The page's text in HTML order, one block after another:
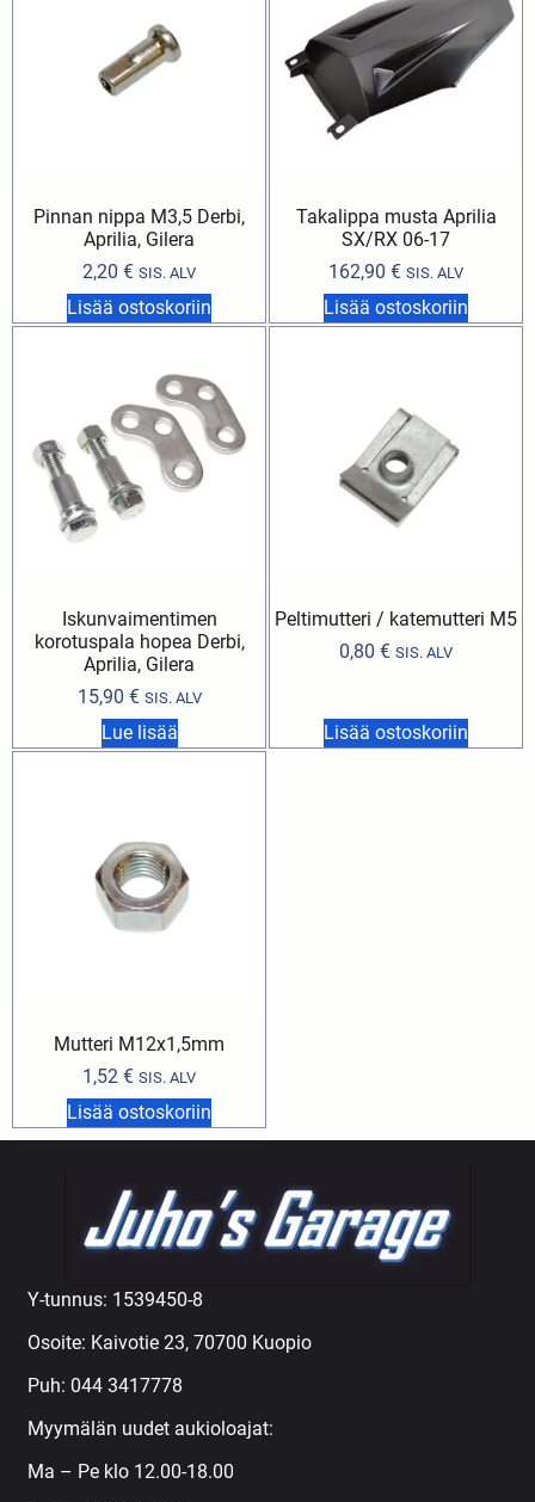
Pinnan nippa M3,5 Derbi,
Aprilia, Gilera
2,20 € SIS. ALV
Lisää ostoskoriin
Takalippa musta Aprilia
SX/RX 06-17
162,90 € SIS. ALV
Lisää ostoskoriin
Iskunvaimentimen
korotuspala hopea Derbi,
Aprilia, Gilera
15,90 € SIS. ALV
Lue lisää
Peltimutteri / katemutteri M5
0,80 € SIS. ALV
Lisää ostoskoriin
Mutteri M12x1,5mm
1,52 € SIS. ALV
Lisää ostoskoriin
Y-tunnus: 1539450-8
Osoite: Kaivotie 23, 70700 Kuopio
Puh: 044 3417778
Myymälän uudet aukioloajat:
Ma – Pe klo 12.00-18.00